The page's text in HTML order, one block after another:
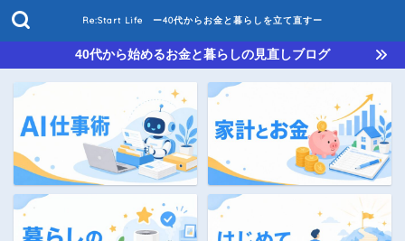
Re:Start Life ー40代からお金と暮らしを立て直すー
40代から始めるお金と暮らしの見直しブログ